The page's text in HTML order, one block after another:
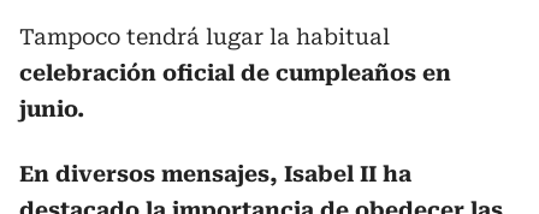
Tampoco tendrá lugar la habitual
celebración oficial de cumpleaños en
junio.
En diversos mensajes, Isabel II ha